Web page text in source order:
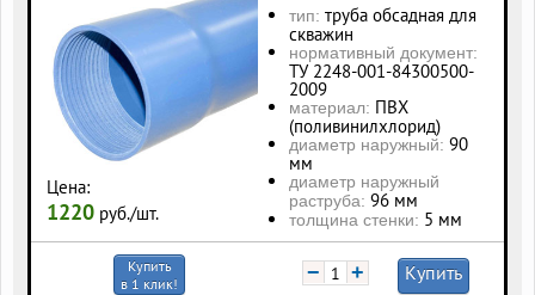
Цена:
1220 руб./шт.
тип: труба обсадная для
скважин
нормативный документ:
ТУ 2248-001-84300500-
2009
материал: ПВХ
(поливинилхлорид)
диаметр наружный: 90
мм
диаметр наружный
раструба: 96 мм
толщина стенки: 5 мм
Купить
в 1 клик!
− + Купить